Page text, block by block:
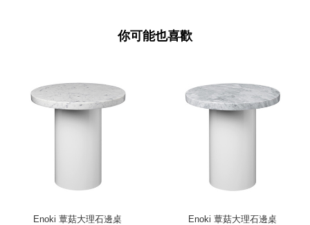
你可能也喜歡
Enoki 蕈菇大理石邊桌
Enoki 蕈菇大理石邊桌